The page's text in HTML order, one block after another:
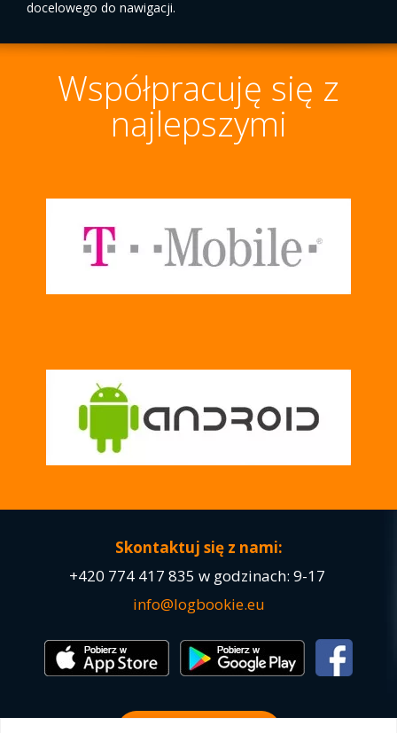
docelowego do nawigacji.
Współpracuję się z
najlepszymi
Skontaktuj się z nami:
+420 774 417 835 w godzinach: 9-17
info@logbookie.eu